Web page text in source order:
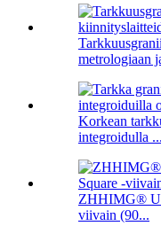
metrologiaan
Korkean
integroidulla ...
ZHHIMG®
viivain (90...